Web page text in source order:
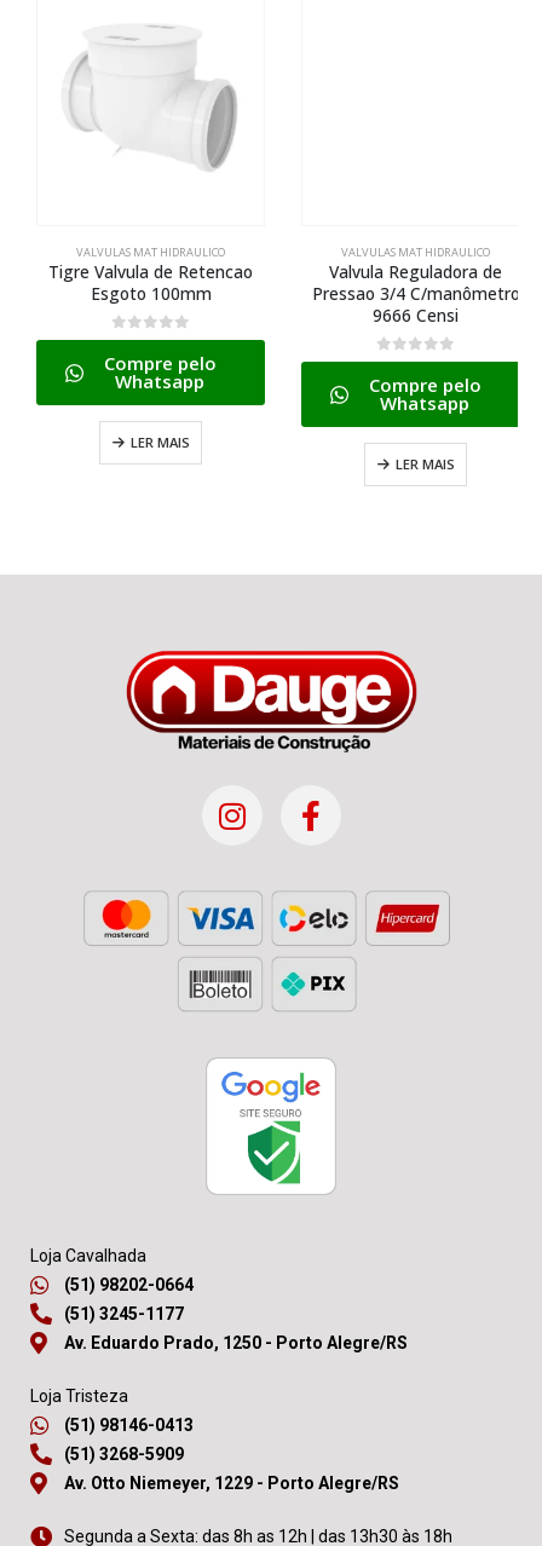
VALVULAS MAT HIDRAULICO
Tigre Valvula de Retencao
Esgoto 100mm
0de 5
Compre pelo
Whatsapp
LER MAIS
VALVULAS MAT HIDRAULICO
Valvula Reguladora de
Pressao 3/4 C/manômetro
9666 Censi
0de 5
Compre pelo
Whatsapp
LER MAIS
Loja Cavalhada
(51) 98202-0664
(51) 3245-1177
Av. Eduardo Prado, 1250 - Porto Alegre/RS
Loja Tristeza
(51) 98146-0413
(51) 3268-5909
Av. Otto Niemeyer, 1229 - Porto Alegre/RS
Segunda a Sexta: das 8h as 12h | das 13h30 às 18h